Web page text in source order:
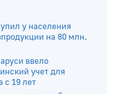
у населения
на 80 млн.
ввело
учет для
19 лет